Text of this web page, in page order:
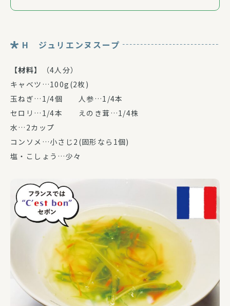
H ジュリエンヌスープ
【材料】
（4人分）
キャベツ…100g(2枚)
玉ねぎ…1/4個 人参…1/4本
セロリ…1/4本 えのき茸…1/4株
水…2カップ
コンソメ…小さじ2(固形なら1個)
塩・こしょう…少々